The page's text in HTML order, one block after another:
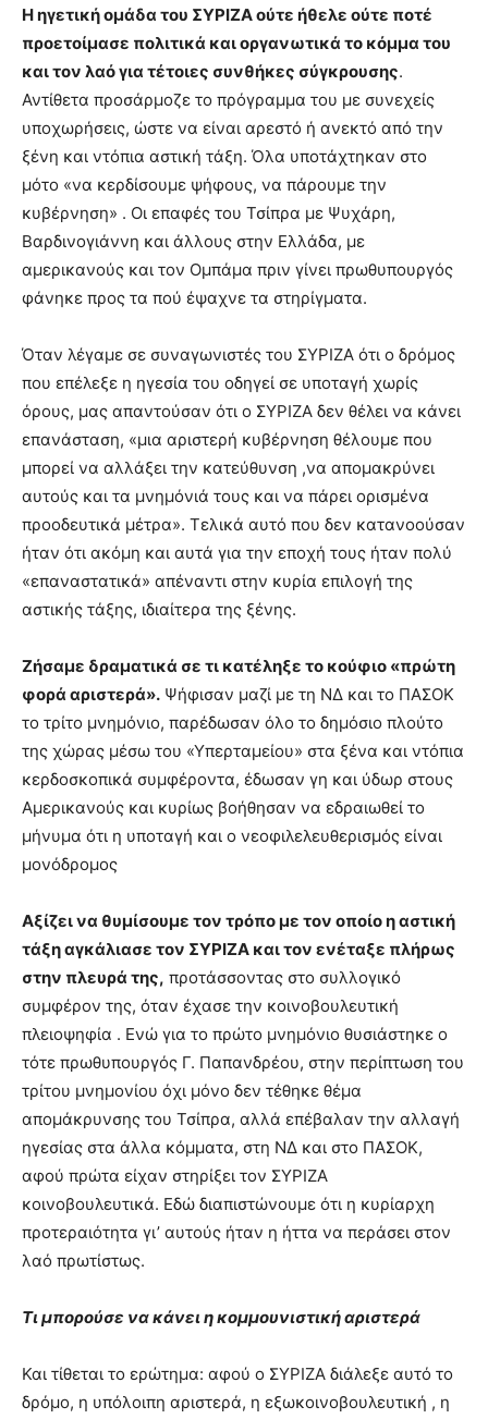
Η ηγετική ομάδα του ΣΥΡΙΖΑ ούτε ήθελε ούτε ποτέ
προετοίμασε πολιτικά και οργανωτικά το κόμμα του
και τον λαό για τέτοιες συνθήκες σύγκρουσης.
Αντίθετα προσάρμοζε το πρόγραμμα του με συνεχείς
υποχωρήσεις, ώστε να είναι αρεστό ή ανεκτό από την
ξένη και ντόπια αστική τάξη. Όλα υποτάχτηκαν στο
μότο «να κερδίσουμε ψήφους, να πάρουμε την
κυβέρνηση» . Οι επαφές του Τσίπρα με Ψυχάρη,
Βαρδινογιάννη και άλλους στην Ελλάδα, με
αμερικανούς και τον Ομπάμα πριν γίνει πρωθυπουργός
φάνηκε προς τα πού έψαχνε τα στηρίγματα.
Όταν λέγαμε σε συναγωνιστές του ΣΥΡΙΖΑ ότι ο δρόμος
που επέλεξε η ηγεσία του οδηγεί σε υποταγή χωρίς
όρους, μας απαντούσαν ότι ο ΣΥΡΙΖΑ δεν θέλει να κάνει
επανάσταση, «μια αριστερή κυβέρνηση θέλουμε που
μπορεί να αλλάξει την κατεύθυνση ,να απομακρύνει
αυτούς και τα μνημόνιά τους και να πάρει ορισμένα
προοδευτικά μέτρα». Τελικά αυτό που δεν κατανοούσαν
ήταν ότι ακόμη και αυτά για την εποχή τους ήταν πολύ
«επαναστατικά» απέναντι στην κυρία επιλογή της
αστικής τάξης, ιδιαίτερα της ξένης.
Ζήσαμε δραματικά σε τι κατέληξε το κούφιο «πρώτη
φορά αριστερά». Ψήφισαν μαζί με τη ΝΔ και το ΠΑΣΟΚ
το τρίτο μνημόνιο, παρέδωσαν όλο το δημόσιο πλούτο
της χώρας μέσω του «Υπερταμείου» στα ξένα και ντόπια
κερδοσκοπικά συμφέροντα, έδωσαν γη και ύδωρ στους
Αμερικανούς και κυρίως βοήθησαν να εδραιωθεί το
μήνυμα ότι η υποταγή και ο νεοφιλελευθερισμός είναι
μονόδρομος
Αξίζει να θυμίσουμε τον τρόπο με τον οποίο η αστική
τάξη αγκάλιασε τον ΣΥΡΙΖΑ και τον ενέταξε πλήρως
στην πλευρά της, προτάσσοντας στο συλλογικό
συμφέρον της, όταν έχασε την κοινοβουλευτική
πλειοψηφία . Ενώ για το πρώτο μνημόνιο θυσιάστηκε ο
τότε πρωθυπουργός Γ. Παπανδρέου, στην περίπτωση του
τρίτου μνημονίου όχι μόνο δεν τέθηκε θέμα
απομάκρυνσης του Τσίπρα, αλλά επέβαλαν την αλλαγή
ηγεσίας στα άλλα κόμματα, στη ΝΔ και στο ΠΑΣΟΚ,
αφού πρώτα είχαν στηρίξει τον ΣΥΡΙΖΑ
κοινοβουλευτικά. Εδώ διαπιστώνουμε ότι η κυρίαρχη
προτεραιότητα γι’ αυτούς ήταν η ήττα να περάσει στον
λαό πρωτίστως.
Τι μπορούσε να κάνει η κομμουνιστική αριστερά
Και τίθεται το ερώτημα: αφού ο ΣΥΡΙΖΑ διάλεξε αυτό το
δρόμο, η υπόλοιπη αριστερά, η εξωκοινοβουλευτική , η